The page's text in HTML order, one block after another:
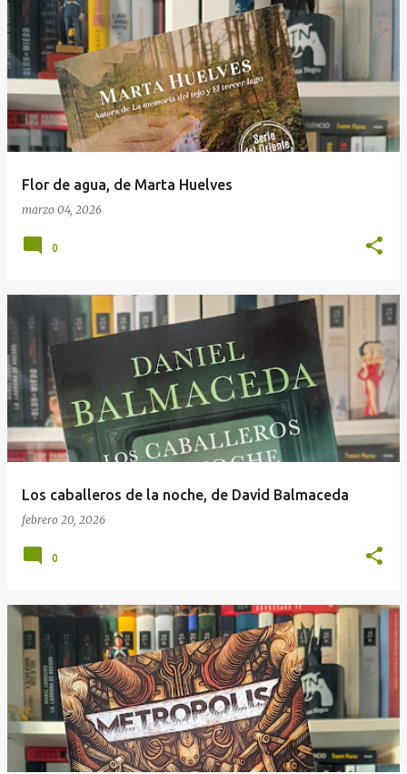
Flor de agua, de Marta Huelves
marzo 04, 2026
0
Los caballeros de la noche, de David Balmaceda
febrero 20, 2026
0